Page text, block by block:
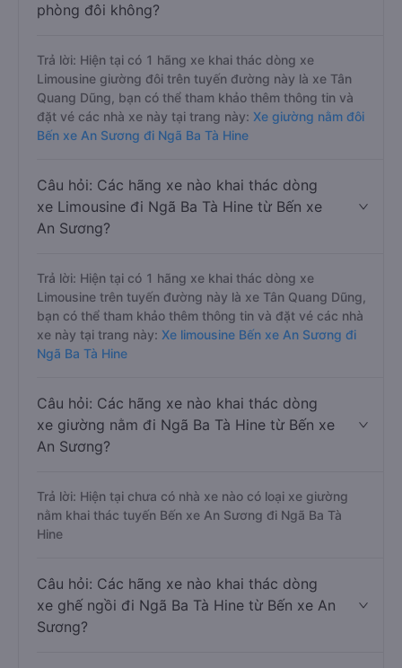
phòng đôi không?
Trả lời: Hiện tại có 1 hãng xe khai thác dòng xe
Limousine giường đôi trên tuyến đường này là xe Tân
Quang Dũng, bạn có thể tham khảo thêm thông tin và
đặt vé các nhà xe này tại trang này: Xe giường nằm đôi
Bến xe An Sương đi Ngã Ba Tà Hine
Câu hỏi: Các hãng xe nào khai thác dòng
xe Limousine đi Ngã Ba Tà Hine từ Bến xe
An Sương?
Trả lời: Hiện tại có 1 hãng xe khai thác dòng xe
Limousine trên tuyến đường này là xe Tân Quang Dũng,
bạn có thể tham khảo thêm thông tin và đặt vé các nhà
xe này tại trang này: Xe limousine Bến xe An Sương đi
Ngã Ba Tà Hine
Câu hỏi: Các hãng xe nào khai thác dòng
xe giường nằm đi Ngã Ba Tà Hine từ Bến xe
An Sương?
Trả lời: Hiện tại chưa có nhà xe nào có loại xe giường
nằm khai thác tuyến Bến xe An Sương đi Ngã Ba Tà
Hine
Câu hỏi: Các hãng xe nào khai thác dòng
xe ghế ngồi đi Ngã Ba Tà Hine từ Bến xe An
Sương?